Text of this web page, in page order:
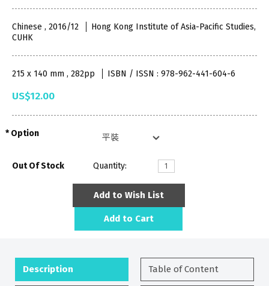
Chinese , 2016/12
Hong Kong Institute of Asia-Pacific Studies,
CUHK
215 x 140 mm , 282pp ISBN / ISSN : 978-962-441-604-6
US$12.00
Option
Out Of Stock Quantity:
Add to Wish List
Add to Cart
Description Table of Content